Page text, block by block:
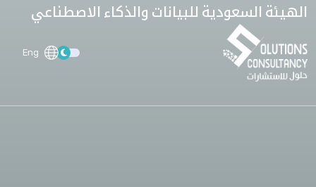
الهيئة السعودية للبيانات والذكاء الاصطناعي